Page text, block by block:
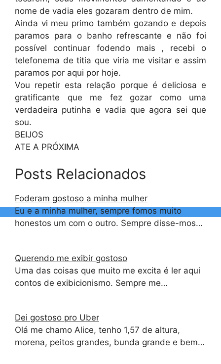
nome de vadia eles gozaram dentro de mim.
Ainda vi meu primo também gozando e depois
paramos para o banho refrescante e não foi
possível continuar fodendo mais , recebi o
telefonema de titia que viria me visitar e assim
paramos por aqui por hoje.
Vou repetir esta relação porque é deliciosa e
gratificante que me fez gozar como uma
verdadeira putinha e vadia que agora sei que
sou.
BEIJOS
ATE A PRÓXIMA
Posts Relacionados
Foderam gostoso a minha mulher
Eu e a minha mulher, sempre fomos muito
honestos um com o outro. Sempre disse-mos…
Querendo me exibir gostoso
Uma das coisas que muito me excita é ler aqui
contos de exibicionismo. Sempre me…
Dei gostoso pro Uber
Olá me chamo Alice, tenho 1,57 de altura,
morena, peitos grandes, bunda grande e bem…